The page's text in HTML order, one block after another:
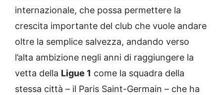
internazionale, che possa permettere la
crescita importante del club che vuole andare
oltre la semplice salvezza, andando verso
l’alta ambizione negli anni di raggiungere la
vetta della Ligue 1 come la squadra della
stessa città – il Paris Saint-Germain – che ha